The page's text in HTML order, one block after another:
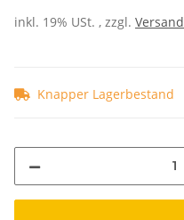
inkl. 19% USt. , zzgl. Versand
Knapper Lagerbestand